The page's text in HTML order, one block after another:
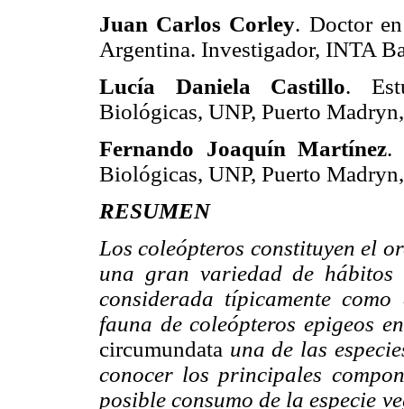
Juan Carlos Corley. Doctor
Argentina. Investigador, INTA
Lucía Daniela Castillo.
Biológicas, UNP, Puerto
Fernando Joaquín Martínez.
Biológicas, UNP, Puerto
RESUMEN
Los coleópteros constituyen el
una gran variedad de hábitos
considerada típicamente
fauna de coleópteros epigeos
circumundata una de las
conocer los principales
posible consumo de la especie